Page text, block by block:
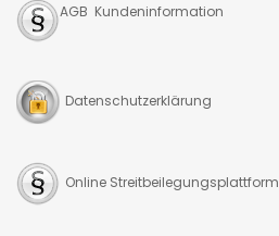
AGB Kundeninformation
Datenschutzerklärung
Online Streitbeilegungsplattform